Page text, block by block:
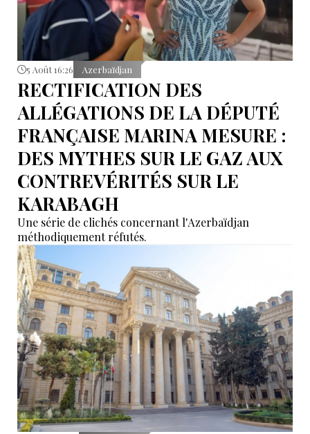
5 Août 16:26 Azerbaïdjan
RECTIFICATION DES
ALLÉGATIONS DE LA DÉPUTÉ
FRANÇAISE MARINA MESURE :
DES MYTHES SUR LE GAZ AUX
CONTREVÉRITÉS SUR LE
KARABAGH
Une série de clichés concernant l'Azerbaïdjan
méthodiquement réfutés.